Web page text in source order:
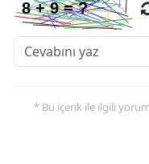
* Bu içerik ile ilgili